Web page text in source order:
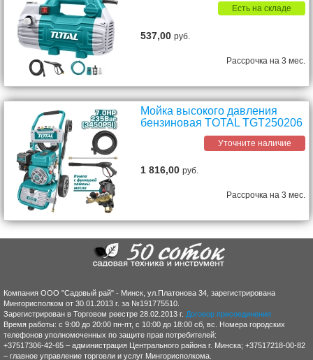
Есть на складе
537,00руб.
Рассрочка на 3 мес.
Мойка высокого давления
бензиновая TOTAL TGT250206
Уточните наличие
1 816,00руб.
Рассрочка на 3 мес.
Компания ООО "Садовый рай" - Минск, ул.Платонова 34, зарегистрирована
Мингорисполком от 30.01.2013 г. за №191775510.
Зарегистрирован в Торговом реестре 28.02.2013 г. Договор присоединения
Время работы: с 9:00 до 20:00 пн-пт, с 10:00 до 18:00 сб, вс. Номера городских
телефонов уполномоченных по защите прав потребителей:
+37517306-42-65 – администрация Центрального района г. Минска; +37517218-00-82
– главное управление торговли и услуг Мингорисполкома.